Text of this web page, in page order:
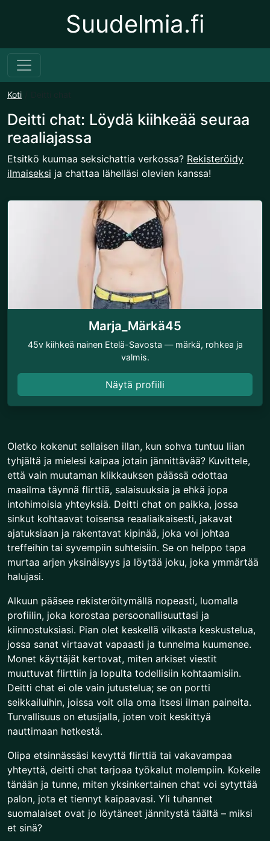
Suudelmia.fi
Koti
Deitti chat: Löydä kiihkeää seuraa
reaaliajassa
Etsitkö kuumaa seksichattia verkossa? Rekisteröidy
ilmaiseksi ja chattaa lähelläsi olevien kanssa!
Marja_Märkä45
45v kiihkeä nainen Etelä-Savosta — märkä, rohkea ja
valmis.
Näytä profiili
Oletko kokenut sellaisen illan, kun sohva tuntuu liian
tyhjältä ja mielesi kaipaa jotain jännittävää? Kuvittele,
että vain muutaman klikkauksen päässä odottaa
maailma täynnä flirttiä, salaisuuksia ja ehkä jopa
intohimoisia yhteyksiä. Deitti chat on paikka, jossa
sinkut kohtaavat toisensa reaaliaikaisesti, jakavat
ajatuksiaan ja rakentavat kipinää, joka voi johtaa
treffeihin tai syvempiin suhteisiin. Se on helppo tapa
murtaa arjen yksinäisyys ja löytää joku, joka ymmärtää
halujasi.
Alkuun pääsee rekisteröitymällä nopeasti, luomalla
profiilin, joka korostaa persoonallisuuttasi ja
kiinnostuksiasi. Pian olet keskellä vilkasta keskustelua,
jossa sanat virtaavat vapaasti ja tunnelma kuumenee.
Monet käyttäjät kertovat, miten arkiset viestit
muuttuvat flirttiin ja lopulta todellisiin kohtaamisiin.
Deitti chat ei ole vain jutustelua; se on portti
seikkailuihin, joissa voit olla oma itsesi ilman paineita.
Turvallisuus on etusijalla, joten voit keskittyä
nauttimaan hetkestä.
Olipa etsinnässäsi kevyttä flirttiä tai vakavampaa
yhteyttä, deitti chat tarjoaa työkalut molempiin. Kokeile
tänään ja tunne, miten yksinkertainen chat voi sytyttää
palon, jota et tiennyt kaipaavasi. Yli tuhannet
suomalaiset ovat jo löytäneet jännitystä täältä – miksi
et sinä?